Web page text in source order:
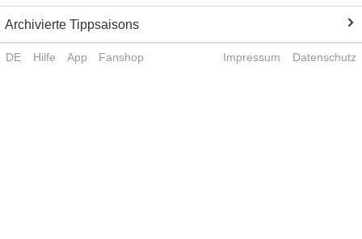
Archivierte Tippsaisons
DE Hilfe App Fanshop Impressum Datenschutz